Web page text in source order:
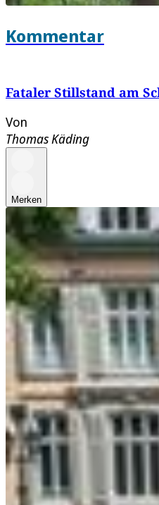
Kommentar
Fataler Stillstand am
Von
Thomas Käding
Merken